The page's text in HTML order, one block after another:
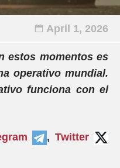
April 1, 2026
estos momentos es
operativo mundial.
funciona con el
, Twitter